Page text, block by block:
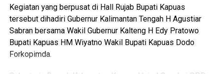
Nah saat pintu kamar dikunci dari dalam tersangka
menggedor hingga mendobrak pintu kemudian masuk
sambil merusak sejumlah barang dan melanjutkan
pertengkaran.
Kegiatan yang berpusat di Hall Rujab Bupati Kapuas
tersebut dihadiri Gubernur Kalimantan Tengah H Agustiar
Sabran bersama Wakil Gubernur Kalteng H Edy Pratowo
Bupati Kapuas HM Wiyatno Wakil Bupati Kapuas Dodo
Forkopimda.